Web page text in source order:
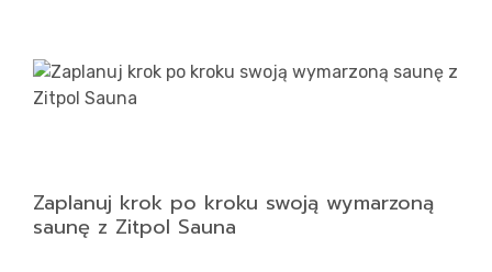
Zaplanuj krok po kroku swoją wymarzoną
saunę z Zitpol Sauna